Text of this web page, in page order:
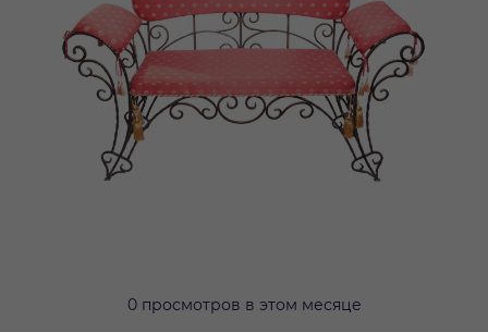
0 просмотров в этом месяце